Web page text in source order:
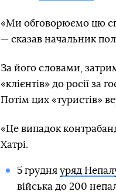
«Ми обговорюємо цю
— сказав начальник
За його словами,
«клієнтів» до росії
Потім цих «туристів»
«Це випадок
Хатрі.
5 грудня уряд
війська до 200